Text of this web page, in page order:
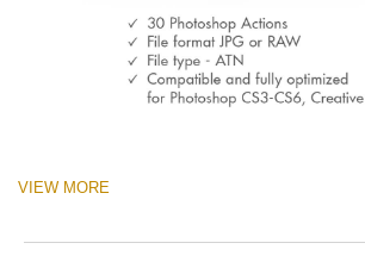
VIEW MORE